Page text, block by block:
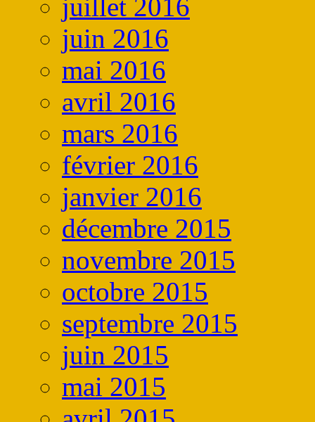
juillet 2016
juin 2016
mai 2016
avril 2016
mars 2016
février 2016
janvier 2016
décembre 2015
novembre 2015
octobre 2015
septembre 2015
juin 2015
mai 2015